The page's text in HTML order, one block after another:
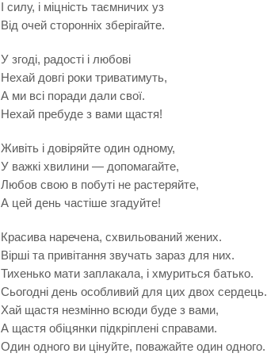
І силу, і міцність таємничих уз
Від очей сторонніх зберігайте.
У згоді, радості і любові
Нехай довгі роки триватимуть,
А ми всі поради дали свої.
Нехай пребуде з вами щастя!
Живіть і довіряйте один одному,
У важкі хвилини — допомагайте,
Любов свою в побуті не растеряйте,
А цей день частіше згадуйте!
Красива наречена, схвильований жених.
Вірші та привітання звучать зараз для них.
Тихенько мати заплакала, і хмуриться батько.
Сьогодні день особливий для цих двох сердець.
Хай щастя незмінно всюди буде з вами,
А щастя обіцянки підкріплені справами.
Один одного ви цінуйте, поважайте один одного.